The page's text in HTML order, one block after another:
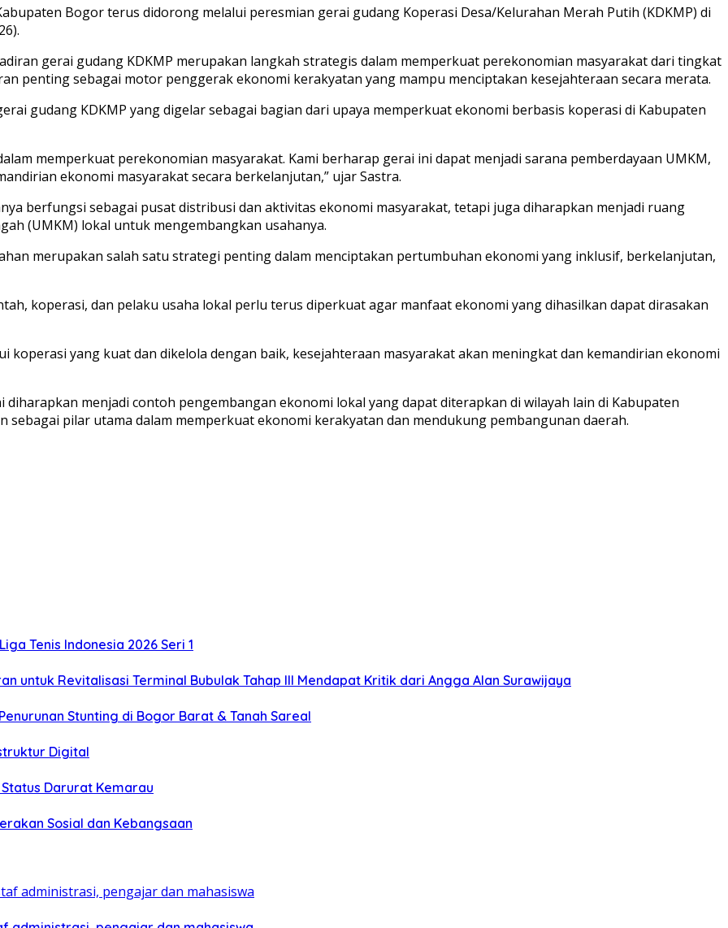
Bogor terus didorong melalui peresmian gerai gudang Koperasi Desa/Kelurahan Merah Putih (KDKMP) di
gerai gudang KDKMP merupakan langkah strategis dalam memperkuat perekonomian masyarakat dari tingkat
penting sebagai motor penggerak ekonomi kerakyatan yang mampu menciptakan kesejahteraan secara merata.
gudang KDKMP yang digelar sebagai bagian dari upaya memperkuat ekonomi berbasis koperasi di Kabupaten
memperkuat perekonomian masyarakat. Kami berharap gerai ini dapat menjadi sarana pemberdayaan UMKM,
ekonomi masyarakat secara berkelanjutan,” ujar Sastra.
berfungsi sebagai pusat distribusi dan aktivitas ekonomi masyarakat, tetapi juga diharapkan menjadi ruang
(UMKM) lokal untuk mengembangkan usahanya.
merupakan salah satu strategi penting dalam menciptakan pertumbuhan ekonomi yang inklusif, berkelanjutan,
koperasi, dan pelaku usaha lokal perlu terus diperkuat agar manfaat ekonomi yang dihasilkan dapat dirasakan
koperasi yang kuat dan dikelola dengan baik, kesejahteraan masyarakat akan meningkat dan kemandirian ekonomi
diharapkan menjadi contoh pengembangan ekonomi lokal yang dapat diterapkan di wilayah lain di Kabupaten
sebagai pilar utama dalam memperkuat ekonomi kerakyatan dan mendukung pembangunan daerah.
Tenis Indonesia 2026 Seri 1
untuk Revitalisasi Terminal Bubulak Tahap III Mendapat Kritik dari Angga Alan Surawijaya
Stunting di Bogor Barat & Tanah Sareal
Digital
Darurat Kemarau
Sosial dan Kebangsaan